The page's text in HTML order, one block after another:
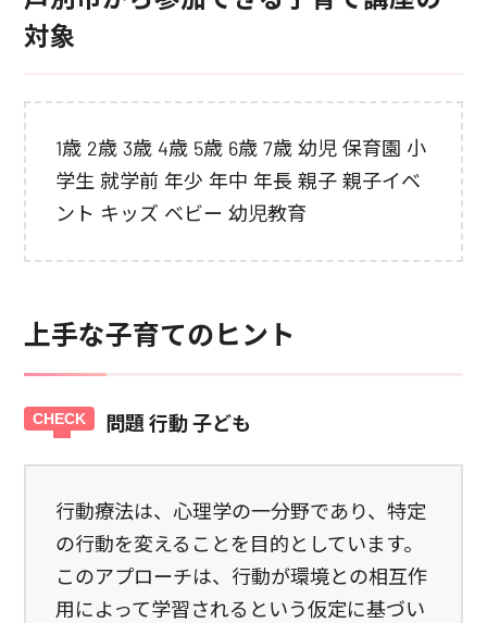
対象
1歳 2歳 3歳 4歳 5歳 6歳 7歳 幼児 保育園 小
学生 就学前 年少 年中 年長 親子 親子イベ
ント キッズ ベビー 幼児教育
上手な子育てのヒント
問題 行動 子ども
行動療法は、心理学の一分野であり、特定
の行動を変えることを目的としています。
このアプローチは、行動が環境との相互作
用によって学習されるという仮定に基づい